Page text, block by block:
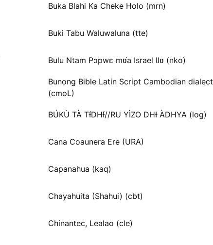
Buka Blahi Ka Cheke Holo (mrn)
Buki Tabu Waluwaluna (tte)
Bulu Ntam Pɔpwɛ mʋ́a Israel Ɩlʋ (nko)
Bunong Bible Latin Script Cambodian dialect
(cmoL)
BÚKÙ TÀ TƗ́DHƗ́//RU YÌZO DHƗ ÀDHYA (log)
Cana Coaunera Ere (URA)
Capanahua (kaq)
Chayahuita (Shahui) (cbt)
Chinantec, Lealao (cle)